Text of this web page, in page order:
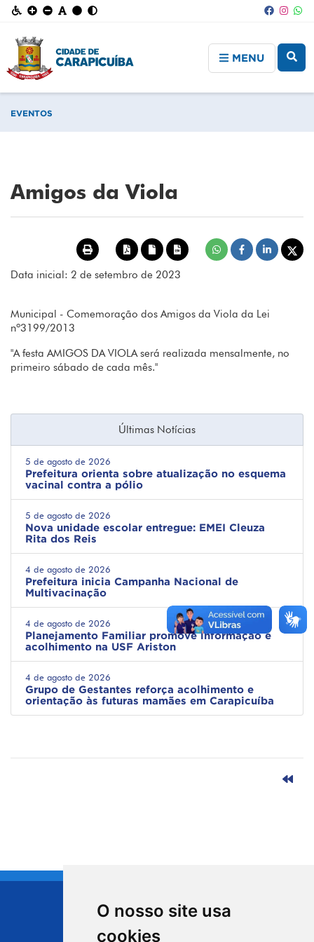
O nosso site usa
cookies
MENU
EVENTOS
Amigos da Viola
Data inicial: 2 de setembro de 2023
Municipal - Comemoração dos Amigos da Viola da Lei
nº3199/2013
"A festa AMIGOS DA VIOLA será realizada mensalmente, no
primeiro sábado de cada mês."
Últimas Notícias
5 de agosto de 2026
Prefeitura orienta sobre atualização no esquema
vacinal contra a pólio
5 de agosto de 2026
Nova unidade escolar entregue: EMEI Cleuza
Rita dos Reis
4 de agosto de 2026
Prefeitura inicia Campanha Nacional de
Multivacinação
4 de agosto de 2026
Planejamento Familiar promove informação e
acolhimento na USF Ariston
4 de agosto de 2026
Grupo de Gestantes reforça acolhimento e
orientação às futuras mamães em Carapicuíba
CIDADE DE